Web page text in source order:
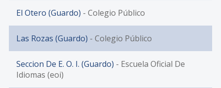
El Otero (Guardo) - Colegio Público
Las Rozas (Guardo) - Colegio Público
Seccion De E. O. I. (Guardo) - Escuela Oficial De
Idiomas (eoi)